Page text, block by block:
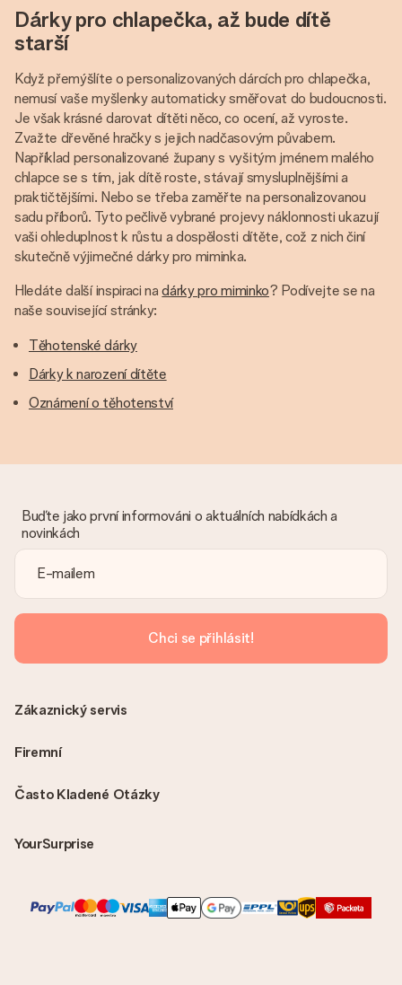
Dárky pro chlapečka, až bude dítě
starší
Když přemýšlíte o personalizovaných dárcích pro chlapečka,
nemusí vaše myšlenky automaticky směřovat do budoucnosti.
Je však krásné darovat dítěti něco, co ocení, až vyroste.
Zvažte dřevěné hračky s jejich nadčasovým půvabem.
Například personalizované župany s vyšitým jménem malého
chlapce se s tím, jak dítě roste, stávají smysluplnějšími a
praktičtějšími. Nebo se třeba zaměřte na personalizovanou
sadu příborů. Tyto pečlivě vybrané projevy náklonnosti ukazují
vaši ohleduplnost k růstu a dospělosti dítěte, což z nich činí
skutečně výjimečné dárky pro miminka.
Hledáte další inspiraci nadárky pro miminko? Podívejte se na
naše související stránky:
Těhotenské dárky
Dárky k narození dítěte
Oznámení o těhotenství
Buďte jako první informováni o aktuálních nabídkách a
novinkách
Chci se přihlásit!
Často Kladené Otázky
YourSurprise
Zákaznický servis
Firemní